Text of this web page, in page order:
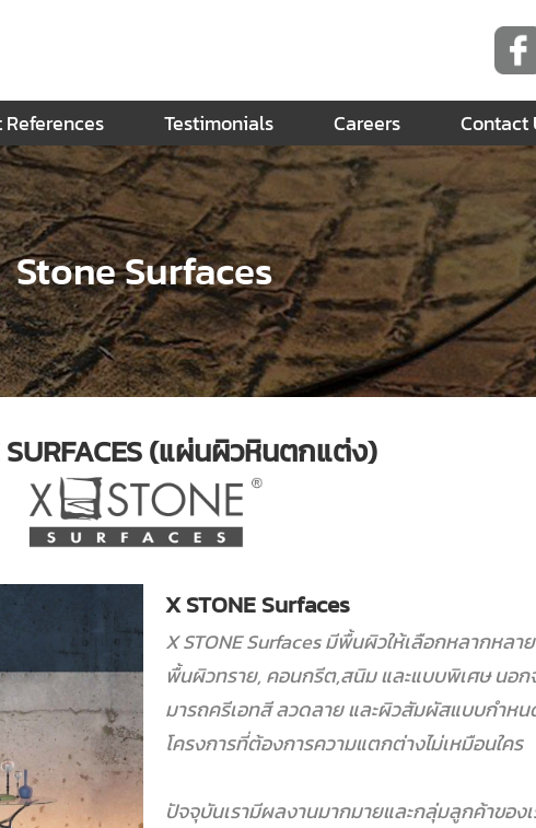
Testimonials Careers Contact
Stone Surfaces
SURFACES (แผ่นผิวหินตกแต่ง)
X STONE Surfaces
X STONE Surfaces มีพื้นผิวให้เลือกหลากหลา
พื้นผิวทราย, คอนกรีต,สนิม และแบบพิเศษนอก
มารถครีเอทสี ลวดลาย และผิวสัมผัสแบบกำหน
โครงการที่ต้องการความแตกต่างไม่เหมือนใคร
ปัจจุบันเรามีผลงานมากมายและกลุ่มลูกค้าของ